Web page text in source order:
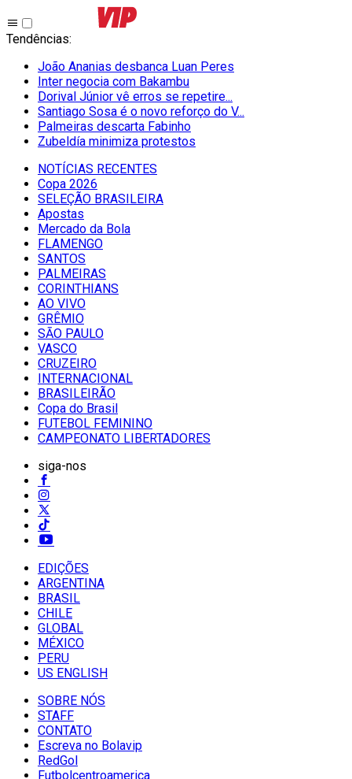
Tendências:
João Ananias desbanca Luan Peres
Inter negocia com Bakambu
Dorival Júnior vê erros se repetire...
Santiago Sosa é o novo reforço do V...
Palmeiras descarta Fabinho
Zubeldía minimiza protestos
NOTÍCIAS RECENTES
Copa 2026
SELEÇÃO BRASILEIRA
Apostas
Mercado da Bola
FLAMENGO
SANTOS
PALMEIRAS
CORINTHIANS
AO VIVO
GRÊMIO
SĀO PAULO
VASCO
CRUZEIRO
INTERNACIONAL
BRASILEIRÃO
Copa do Brasil
FUTEBOL FEMININO
CAMPEONATO LIBERTADORES
siga-nos
EDIÇÕES
ARGENTINA
BRASIL
CHILE
GLOBAL
MÉXICO
PERU
US ENGLISH
SOBRE NÓS
STAFF
CONTATO
Escreva no Bolavip
RedGol
Futbolcentroamerica